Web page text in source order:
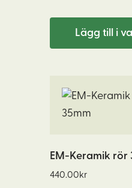
Lägg till i
EM-Keramik rör
440.00kr